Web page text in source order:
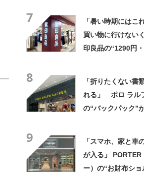
7
「暑い時期にはこ
買い物に行けない
印良品の“1290円
8
「折りたくない書
れる」 ポロ ラル
の“バックパック
9
「スマホ、家と車
が入る」 PORTER
ー）の“お財布ショ